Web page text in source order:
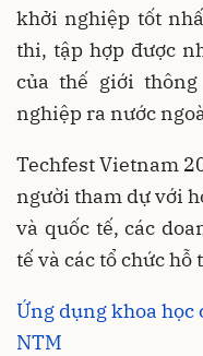
khởi nghiệp tốt
thi, tập hợp được
của thế giới
nghiệp ra nước
Techfest Vietnam
người tham dự với
và quốc tế, các
tế và các tổ chức
Ứng dụng khoa
NTM